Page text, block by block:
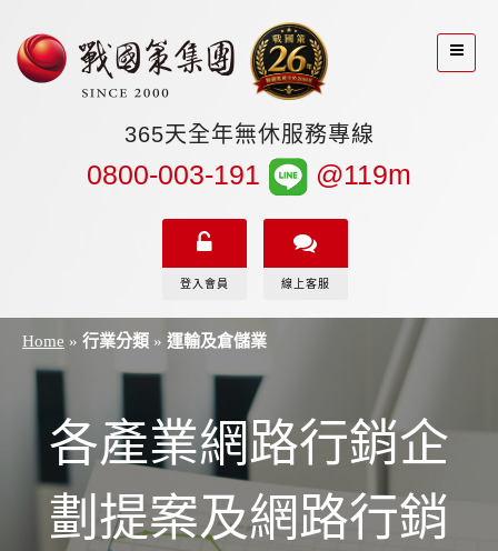
365天全年無休服務專線
0800-003-191 @119m
登入會員 線上客服
各產業網路行銷企
劃提案及網路行銷
Home » 行業分類 » 運輸及倉儲業